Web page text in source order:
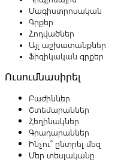
Մագիստրոսական
Գրքեր
Հոդվածներ
Այլ աշխատանքներ
Ֆիզիկական գրքեր
Ուսումնասիրել
Բաժիններ
Շտեմարաններ
Հեղինակներ
Գրադարաններ
Ինչու՞ ընտրել մեզ
Մեր տեսլականը